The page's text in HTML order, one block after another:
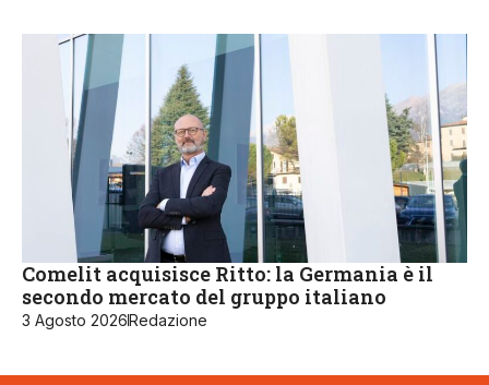
Comelit acquisisce Ritto: la Germania è il
secondo mercato del gruppo italiano
3 Agosto 2026Redazione